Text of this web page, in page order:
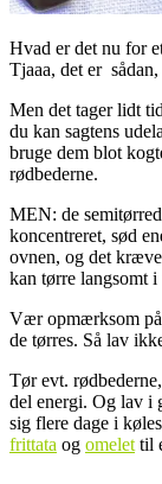
Hvad er det nu for
Tjaaa, det er
Men det tager lidt
du kan sagtens
bruge dem blot
rødbederne.
MEN: de
koncentreret, sød
ovnen, og det
kan tørre langsomt
Vær opmærksom
de tørres. Så lav
Tør evt.
del energi. Og lav i
sig flere dage i
frittata og omelet til